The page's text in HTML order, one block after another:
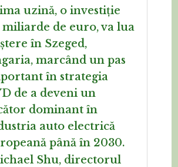
uzină, o investiție
miliarde de euro, va lua
în Szeged,
marcând un pas
în strategia
de a deveni un
dominant în
auto electrică
până în 2030.
Shu, directorul